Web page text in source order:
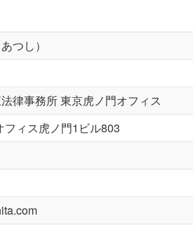
し）
律事務所 東京虎ノ門オフィス
フィス虎ノ門1ビル803